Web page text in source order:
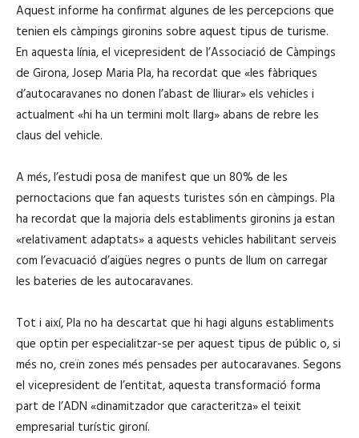
Aquest informe ha confirmat algunes de les percepcions que
tenien els càmpings gironins sobre aquest tipus de turisme.
En aquesta línia, el vicepresident de l’Associació de Càmpings
de Girona, Josep Maria Pla, ha recordat que «les fàbriques
d’autocaravanes no donen l’abast de lliurar» els vehicles i
actualment «hi ha un termini molt llarg» abans de rebre les
claus del vehicle.
A més, l’estudi posa de manifest que un 80% de les
pernoctacions que fan aquests turistes són en càmpings. Pla
ha recordat que la majoria dels establiments gironins ja estan
«relativament adaptats» a aquests vehicles habilitant serveis
com l’evacuació d’aigües negres o punts de llum on carregar
les bateries de les autocaravanes.
Tot i així, Pla no ha descartat que hi hagi alguns establiments
que optin per especialitzar-se per aquest tipus de públic o, si
més no, creïn zones més pensades per autocaravanes. Segons
el vicepresident de l’entitat, aquesta transformació forma
part de l’ADN «dinamitzador que caracteritza» el teixit
empresarial turístic gironí.